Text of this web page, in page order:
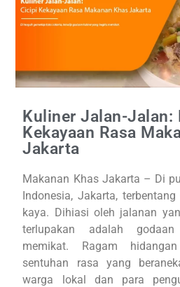
Kuliner Jalan-Jalan:
Kekayaan Rasa
Jakarta
Makanan Khas Jakarta – Di
Indonesia, Jakarta,
kaya. Dihiasi oleh jalanan
terlupakan adalah
memikat. Ragam
sentuhan rasa yang
warga lokal dan para